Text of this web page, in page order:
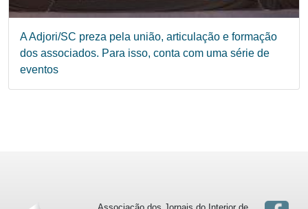
A Adjori/SC preza pela união, articulação e formação
dos associados. Para isso, conta com uma série de
eventos